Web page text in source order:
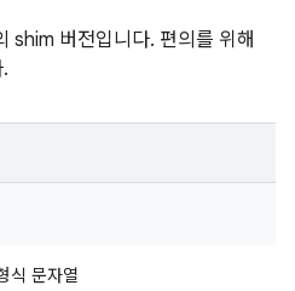
shim 버전입니다. 편의를 위해
식 문자열